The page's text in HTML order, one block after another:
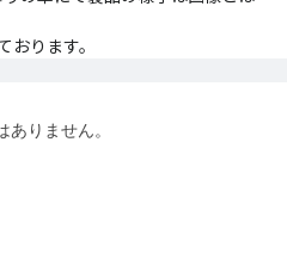
ります。
ありません。